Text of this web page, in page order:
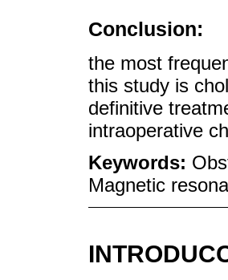
Conclusion:
the most
this study is
definitive
intraoperative
Keywords:
Magnetic